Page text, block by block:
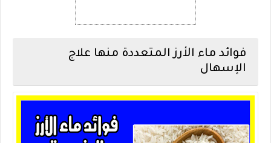
فوائد ماء الأرز المتعددة منها علاج
الإسهال